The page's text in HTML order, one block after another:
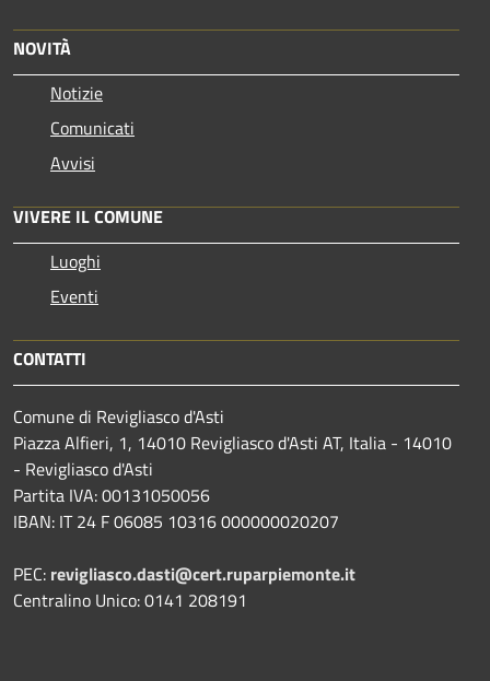
NOVITÀ
Notizie
Comunicati
Avvisi
VIVERE IL COMUNE
Luoghi
Eventi
CONTATTI
Comune di Revigliasco d'Asti
Piazza Alfieri, 1, 14010 Revigliasco d'Asti AT, Italia - 14010
- Revigliasco d'Asti
Partita IVA: 00131050056
IBAN: IT 24 F 06085 10316 000000020207
PEC: revigliasco.dasti@cert.ruparpiemonte.it
Centralino Unico: 0141 208191